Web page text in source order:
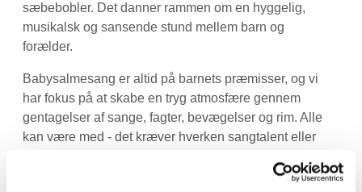
sæbebobler. Det danner rammen om en hyggelig,
musikalsk og sansende stund mellem barn og
forælder.
Babysalmesang er altid på barnets præmisser, og vi
har fokus på at skabe en tryg atmosfære gennem
gentagelser af sange, fagter, bevægelser og rim. Alle
kan være med - det kræver hverken sangtalent eller